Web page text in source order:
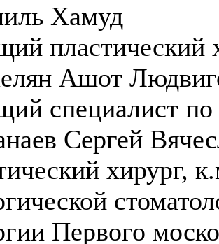
Хамуд
пластический
Ашот
специалист по
Сергей
хирург,
Первого